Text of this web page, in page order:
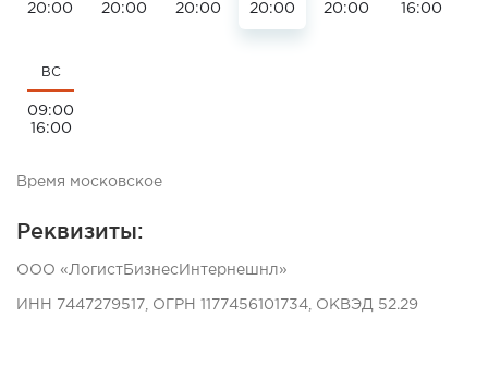
20:00
20:00
20:00
20:00
20:00
16:00
ВС
09:00
16:00
Время московское
Реквизиты:
ООО «ЛогистБизнесИнтернешнл»
ИНН 7447279517, ОГРН 1177456101734, ОКВЭД 52.29